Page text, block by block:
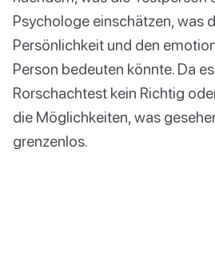
Psychologe einschätzen, was
Persönlichkeit und den
Person bedeuten könnte. Da
Rorschachtest kein Richtig
die Möglichkeiten, was
grenzenlos.